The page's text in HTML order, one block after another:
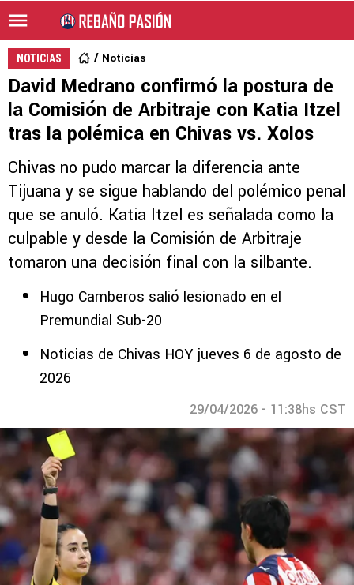
NOTICIAS Noticias
David Medrano confirmó la postura de
la Comisión de Arbitraje con Katia Itzel
tras la polémica en Chivas vs. Xolos
Chivas no pudo marcar la diferencia ante
Tijuana y se sigue hablando del polémico penal
que se anuló. Katia Itzel es señalada como la
culpable y desde la Comisión de Arbitraje
tomaron una decisión final con la silbante.
Hugo Camberos salió lesionado en el
Premundial Sub-20
Noticias de Chivas HOY jueves 6 de agosto de
2026
29/04/2026 - 11:38hs CST